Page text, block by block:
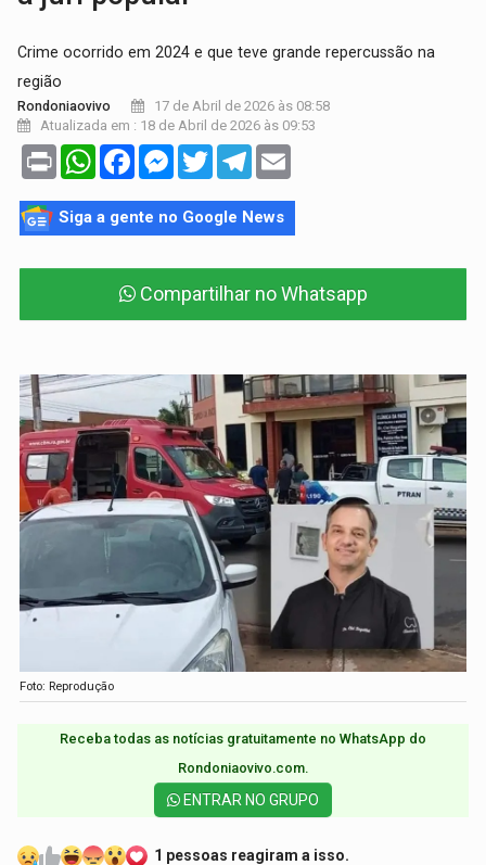
Crime ocorrido em 2024 e que teve grande repercussão na
região
Rondoniaovivo
17 de Abril de 2026 às 08:58
Atualizada em : 18 de Abril de 2026 às 09:53
Print WhatsAppFacebookMessenger
TwitterTelegram
Siga a gente no Google News
Compartilhar no Whatsapp
Foto: Reprodução
Receba todas as notícias gratuitamente no WhatsApp do
Rondoniaovivo.com.​
ENTRAR NO GRUPO
1 pessoas reagiram a isso.